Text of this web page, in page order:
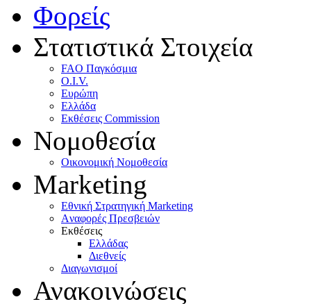
Φορείς
Στατιστικά Στοιχεία
FAO Παγκόσμια
O.I.V.
Ευρώπη
Ελλάδα
Eκθέσεις Commission
Νομοθεσία
Οικονομική Νομοθεσία
Marketing
Eθνική Στρατηγική Marketing
Aναφορές Πρεσβειών
Eκθέσεις
Eλλάδας
Διεθνείς
Διαγωνισμοί
Ανακοινώσεις